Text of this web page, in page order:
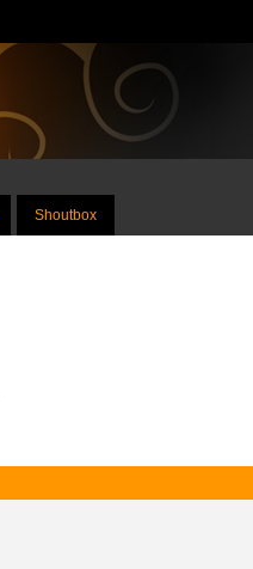
Shoutbox